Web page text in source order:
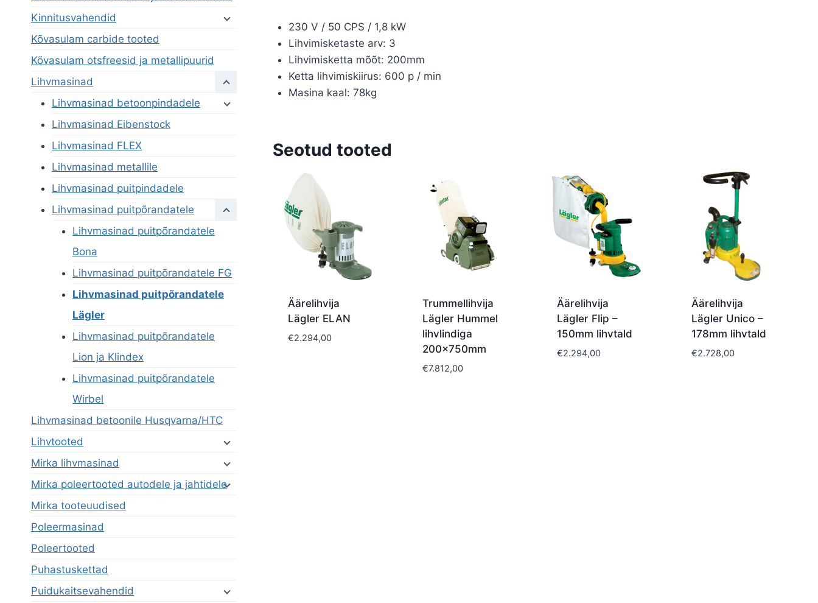
230 V / 50 CPS / 1,8 kW
Lihvimisketaste arv: 3
Lihvimisketta mõõt: 200mm
Ketta lihvimiskiirus: 600 p / min
Masina kaal: 78kg
Seotud tooted
Äärelihvija
Lägler ELAN
€2.294,00
Trummellihvija
Lägler Hummel
lihvlindiga
200x750mm
€7.812,00
Äärelihvija
Lägler Flip –
150mm lihvtald
€2.294,00
Äärelihvija
Lägler Unico –
178mm lihvtald
€2.728,00
Kinnitusvahendid
Kõvasulam carbide tooted
Kõvasulam otsfreesid ja metallipuurid
Lihvmasinad
Lihvmasinad betoonpindadele
Lihvmasinad Eibenstock
Lihvmasinad FLEX
Lihvmasinad metallile
Lihvmasinad puitpindadele
Lihvmasinad puitpõrandatele
Lihvmasinad puitpõrandatele
Bona
Lihvmasinad puitpõrandatele FG
Lihvmasinad puitpõrandatele
Lägler
Lihvmasinad puitpõrandatele
Lion ja Klindex
Lihvmasinad puitpõrandatele
Wirbel
Lihvmasinad betoonile Husqvarna/HTC
Lihvtooted
Mirka lihvmasinad
Mirka poleertooted autodele ja jahtidele
Mirka tooteuudised
Poleermasinad
Poleertooted
Puhastuskettad
Puidukaitsevahendid